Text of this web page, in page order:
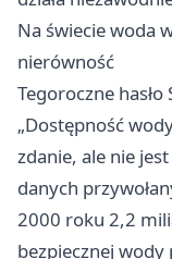
Na świecie woda
nierówność
Tegoroczne
„Dostępność
zdanie, ale nie
danych
2000 roku 2,2
bezpiecznej